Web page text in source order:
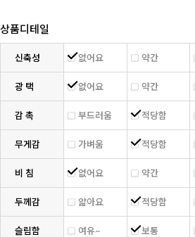
상품디테일
신축성 없어요 약간
광 택 없어요 약간
감 촉 부드러움 적당함
무게감 가벼움 적당함
비 침 없어요 약간
두께감 얇아요 적당함
슬림함 여유~ 보통